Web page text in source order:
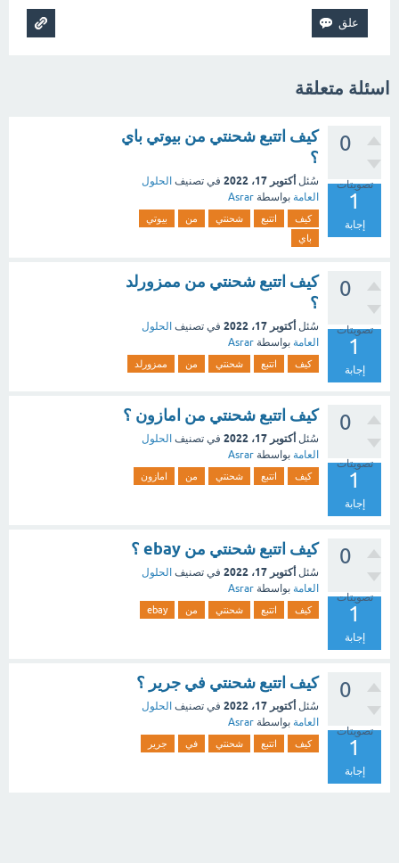
اسئلة متعلقة
0
تصويتات
1
إجابة
كيف اتتبع شحنتي من بيوتي باي
؟
سُئل أكتوبر 17، 2022 في تصنيف الحلول
العامة بواسطة Asrar
كيف اتتبع شحنتي من
بيوتي
باي
0
تصويتات
1
إجابة
كيف اتتبع شحنتي من ممزورلد
؟
سُئل أكتوبر 17، 2022 في تصنيف الحلول
العامة بواسطة Asrar
كيف اتتبع شحنتي من ممزورلد
0
تصويتات
1
إجابة
كيف اتتبع شحنتي من امازون ؟
سُئل أكتوبر 17، 2022 في تصنيف الحلول
العامة بواسطة Asrar
كيف اتتبع شحنتي من امازون
0
تصويتات
1
إجابة
كيف اتتبع شحنتي من ebay ؟
سُئل أكتوبر 17، 2022 في تصنيف الحلول
العامة بواسطة Asrar
كيف اتتبع شحنتي من ebay
0
تصويتات
1
إجابة
كيف اتتبع شحنتي في جرير ؟
سُئل أكتوبر 17، 2022 في تصنيف الحلول
العامة بواسطة Asrar
كيف اتتبع شحنتي في جرير